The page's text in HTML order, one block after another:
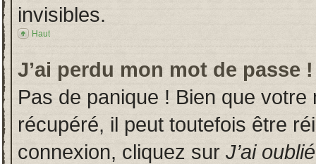
invisibles.
Haut
J’ai perdu mon mot de passe !
Pas de panique ! Bien que
récupéré, il peut toutefois être
connexion, cliquez sur J’ai